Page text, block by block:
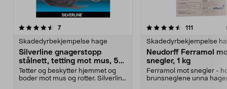
7anmeldelser
Skadedyrbekjempelse hage
Silverline gnagerstopp
stålnett, tetting mot mus, 5
cm x 10 m
Tetter og beskytter hjemmet og
boder mot mus og rotter. Silverline
4.5 av 5 stjerner 111
Skadedyrbekjempelse
Neudorff Ferramol
snegler, 1 kg
Ferramol mot snegler -
brunsneglene unna
3.5 av 5 stjerner